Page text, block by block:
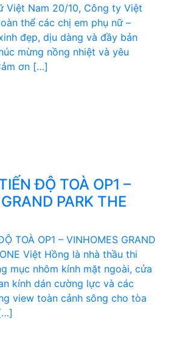
Việt Nam 20/10, Công ty Việt
thể các chị em phụ nữ –
đẹp, dịu dàng và đầy bản
mừng nồng nhiệt và yêu
ơn […]
ĐỘ TOÀ OP1 –
PARK THE
TOÀ OP1 – VINHOMES GRAND
Việt Hồng là nhà thầu thi
mục nhôm kính mặt ngoài, cửa
kính dán cường lực và các
view toàn cảnh sông cho tòa